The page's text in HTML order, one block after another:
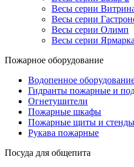
Весы серии
Весы серии
Весы серии Олимп
Весы серии Ярмарка
Пожарное оборудование
Водопенное
Гидранты пожарные и
Огнетушители
Пожарные шкафы
Пожарные щиты и стенды
Рукава пожарные
Посуда для общепита